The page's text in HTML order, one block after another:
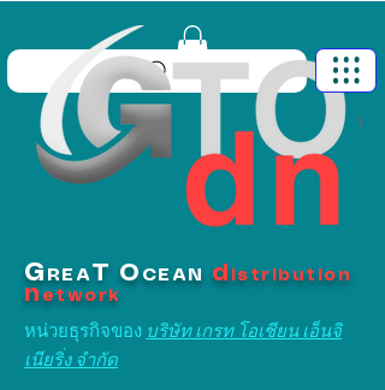
G REA T O CEAN d istribution
n etwork
หน่วยธุรกิจของ บริษัท เกรท โอเชียน เอ็นจิ
เนียริ่ง จำกัด